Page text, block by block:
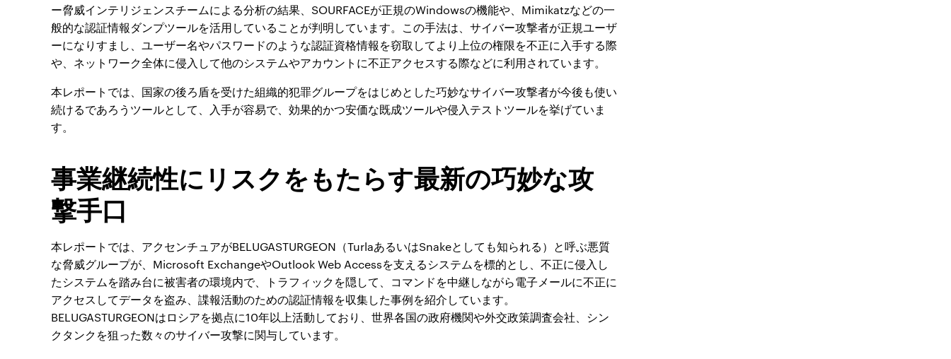
ー脅威インテリジェンスチームによる分析の結果、SOURFACEが正規のWindowsの機能や、Mimikatzなどの一
般的な認証情報ダンプツールを活用していることが判明しています。この手法は、サイバー攻撃者が正規ユーザ
ーになりすまし、ユーザー名やパスワードのような認証資格情報を窃取してより上位の権限を不正に入手する際
や、ネットワーク全体に侵入して他のシステムやアカウントに不正アクセスする際などに利用されています。
本レポートでは、国家の後ろ盾を受けた組織的犯罪グループをはじめとした巧妙なサイバー攻撃者が今後も使い
続けるであろうツールとして、入手が容易で、効果的かつ安価な既成ツールや侵入テストツールを挙げていま
す。
事業継続性にリスクをもたらす最新の巧妙な攻
撃手口
本レポートでは、アクセンチュアがBELUGASTURGEON（TurlaあるいはSnakeとしても知られる）と呼ぶ悪質
な脅威グループが、Microsoft ExchangeやOutlook Web Accessを支えるシステムを標的とし、不正に侵入し
たシステムを踏み台に被害者の環境内で、トラフィックを隠して、コマンドを中継しながら電子メールに不正に
アクセスしてデータを盗み、諜報活動のための認証情報を収集した事例を紹介しています。
BELUGASTURGEONはロシアを拠点に10年以上活動しており、世界各国の政府機関や外交政策調査会社、シン
クタンクを狙った数々のサイバー攻撃に関与しています。